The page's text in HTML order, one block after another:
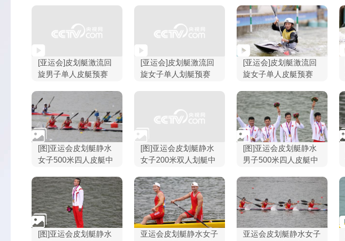
[亚运会]皮划艇激流回
旋男子单人皮艇预赛
[亚运会]皮划艇激流回
旋女子单人划艇预赛
[亚运会]皮划艇激流回
旋女子单人皮艇预赛
[图]亚运会皮划艇静水
女子500米四人皮艇中
[图]亚运会皮划艇静水
女子200米双人划艇中
[图]亚运会皮划艇静水
男子500米四人皮艇中
[图]亚运会皮划艇静水
亚运会皮划艇静水女子
亚运会皮划艇静水女子